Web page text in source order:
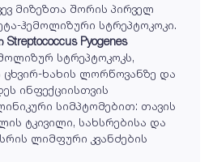
მიზეზთა შორის პირველ
ჰემოლიზური სტრეპტოკოკი.
Pyogenes
სტრეპტოკოკს,
ხახის ლორწოვანზე და
ინფექციისთვის
სიმპტომებით: თავის
ტკივილი, სახსრებისა და
ლიმფური კვანძების